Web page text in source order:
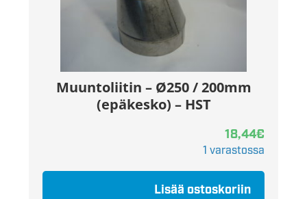
Muuntoliitin – Ø250 / 200mm
(epäkesko) – HST
18,44€
1 varastossa
Lisää ostoskoriin